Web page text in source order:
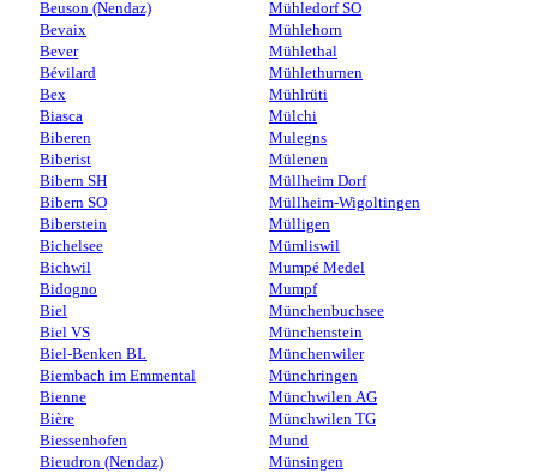
Beuson (Nendaz)
Bevaix
Bever
Bévilard
Bex
Biasca
Biberen
Biberist
Bibern SH
Bibern SO
Biberstein
Bichelsee
Bichwil
Bidogno
Biel
Biel VS
Biel-Benken BL
Biembach im Emmental
Bienne
Bière
Biessenhofen
Bieudron (Nendaz)
Mühledorf SO
Mühlehorn
Mühlethal
Mühlethurnen
Mühlrüti
Mülchi
Mulegns
Mülenen
Müllheim Dorf
Müllheim-Wigoltingen
Mülligen
Mümliswil
Mumpé Medel
Mumpf
Münchenbuchsee
Münchenstein
Münchenwiler
Münchringen
Münchwilen AG
Münchwilen TG
Mund
Münsingen